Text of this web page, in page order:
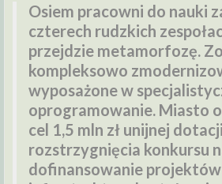
Osiem pracowni do nauki
czterech rudzkich
przejdzie metamorfozę.
kompleksowo
wyposażone w
oprogramowanie. Miasto
cel 1,5 mln zł unijnej
rozstrzygnięcia konkursu
dofinansowanie projektów